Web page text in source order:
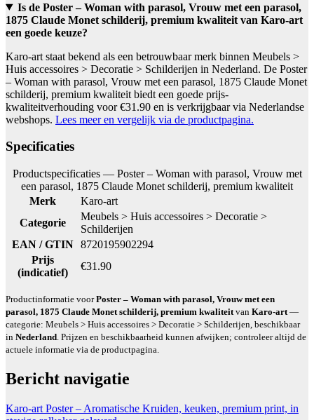
Is de Poster – Woman with parasol, Vrouw met een parasol,
1875 Claude Monet schilderij, premium kwaliteit van Karo-art
een goede keuze?
Karo-art staat bekend als een betrouwbaar merk binnen Meubels >
Huis accessoires > Decoratie > Schilderijen in Nederland. De Poster
– Woman with parasol, Vrouw met een parasol, 1875 Claude Monet
schilderij, premium kwaliteit biedt een goede prijs-
kwaliteitverhouding voor €31.90 en is verkrijgbaar via Nederlandse
webshops. Lees meer en vergelijk via de productpagina.
Specificaties
Productspecificaties — Poster – Woman with parasol, Vrouw met
een parasol, 1875 Claude Monet schilderij, premium kwaliteit
Merk
Karo-art
Categorie
Meubels > Huis accessoires > Decoratie >
Schilderijen
EAN / GTIN 8720195902294
Prijs
(indicatief)
€31.90
Productinformatie voorPoster – Woman with parasol, Vrouw met een
parasol, 1875 Claude Monet schilderij, premium kwaliteitvan Karo-art—
categorie: Meubels > Huis accessoires > Decoratie > Schilderijen, beschikbaar
in Nederland. Prijzen en beschikbaarheid kunnen afwijken; controleer altijd de
actuele informatie via de productpagina.
Bericht navigatie
Karo-art Poster – Aromatische Kruiden, keuken, premium print, in